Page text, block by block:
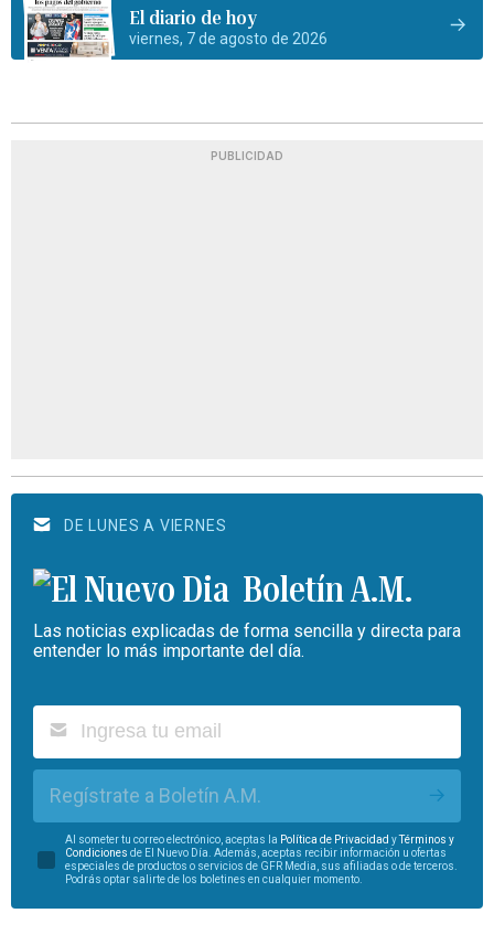
El diario de hoy
viernes, 7 de agosto de 2026
PUBLICIDAD
DE LUNES A VIERNES
Boletín A.M.
Las noticias explicadas de forma sencilla y directa para
entender lo más importante del día.
Regístrate a Boletín A.M.
Al someter tu correo electrónico, aceptas la Política de Privacidad yTérminos y
Condiciones de El Nuevo Día. Además, aceptas recibir información u ofertas
especiales de productos o servicios de GFR Media, sus afiliadas o de terceros.
Podrás optar salirte de los boletines en cualquier momento.